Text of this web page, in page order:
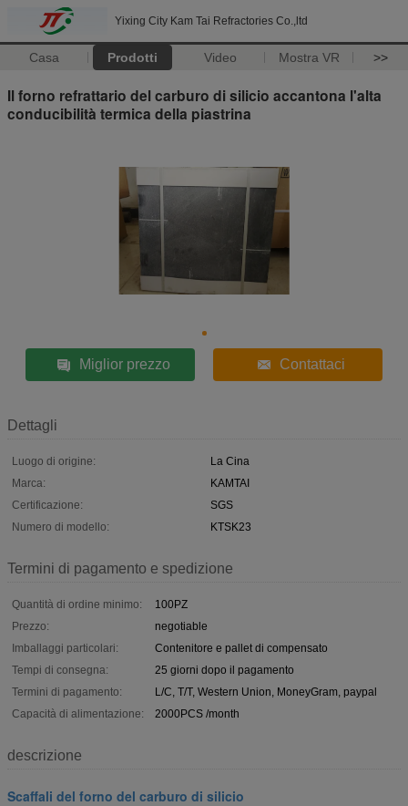
Yixing City Kam Tai Refractories Co.,ltd
Casa Prodotti Video Mostra VR >>
Il forno refrattario del carburo di silicio accantona l'alta
conducibilità termica della piastrina
Miglior prezzo Contattaci
Dettagli
Luogo di origine:
La Cina
Marca:
KAMTAI
Certificazione:
SGS
Numero di modello:
KTSK23
Termini di pagamento e spedizione
Quantità di ordine minimo:
100PZ
Prezzo:
negotiable
Imballaggi particolari:
Contenitore e pallet di compensato
Tempi di consegna:
25 giorni dopo il pagamento
Termini di pagamento:
L/C, T/T, Western Union, MoneyGram, paypal
Capacità di alimentazione:
2000PCS /month
descrizione
Scaffali del forno del carburo di silicio